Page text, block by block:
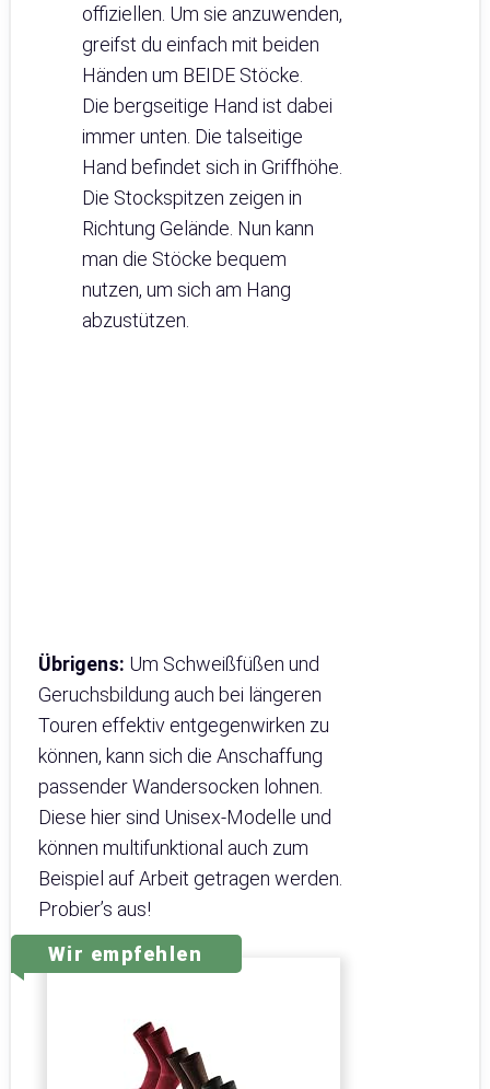
offiziellen. Um sie anzuwenden,
greifst du einfach mit beiden
Händen um BEIDE Stöcke.
Die bergseitige Hand ist dabei
immer unten. Die talseitige
Hand befindet sich in Griffhöhe.
Die Stockspitzen zeigen in
Richtung Gelände. Nun kann
man die Stöcke bequem
nutzen, um sich am Hang
abzustützen.
Übrigens: Um Schweißfüßen und
Geruchsbildung auch bei längeren
Touren effektiv entgegenwirken zu
können, kann sich die Anschaffung
passender Wandersocken lohnen.
Diese hier sind Unisex-Modelle und
können multifunktional auch zum
Beispiel auf Arbeit getragen werden.
Probier’s aus!
Wir empfehlen